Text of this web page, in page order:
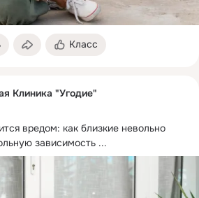
Класс
Клиника "Угодие"
вредом: как близкие невольно
зависимость ...